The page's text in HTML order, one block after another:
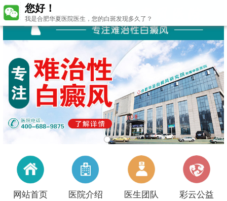
网站首页 医院介绍 医生团队 彩云公益
您好！
我是合肥华夏医院医生，您的白斑发现多久了？